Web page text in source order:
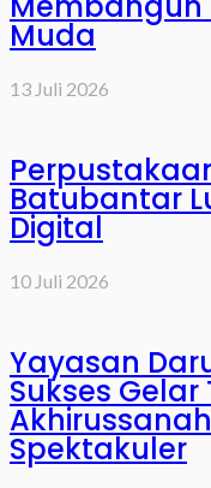
Muda
13 Juli 2026
Batubantar
Digital
10 Juli 2026
Yayasan
Sukses
Spektakuler